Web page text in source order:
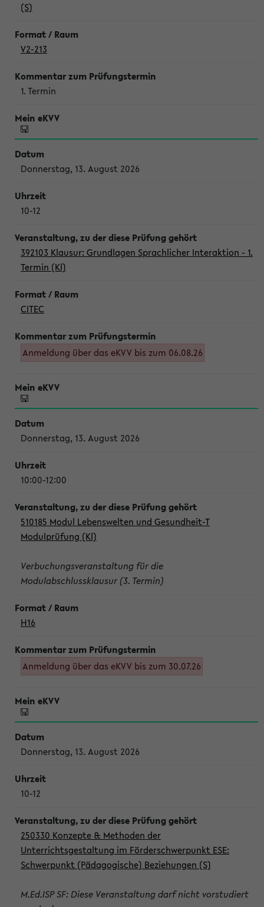
(S)
V2-213
1. Termin
Donnerstag, 13. August 2026
10-12
392103 Klausur: Grundlagen Sprachlicher Interaktion - 1.
Termin (Kl)
CITEC
Anmeldung über das eKVV bis zum 06.08.26
Donnerstag, 13. August 2026
10:00-12:00
510185 Modul Lebenswelten und Gesundheit-T
Modulprüfung (Kl)
Verbuchungsveranstaltung für die
Modulabschlussklausur (3. Termin)
H16
Anmeldung über das eKVV bis zum 30.07.26
Donnerstag, 13. August 2026
10-12
250330 Konzepte & Methoden der
Unterrichtsgestaltung im Förderschwerpunkt ESE:
Schwerpunkt (Pädagogische) Beziehungen (S)
M.Ed.ISP SF: Diese Veranstaltung darf nicht vorstudiert